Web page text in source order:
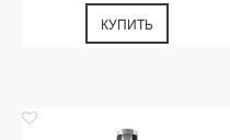
КУПИТЬ